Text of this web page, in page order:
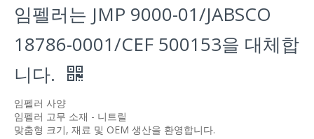
임펠러는 JMP 9000-01/JABSCO
18786-0001/CEF 500153을 대체합
니다.
임펠러 사양
임펠러 고무 소재 - 니트릴
맞춤형 크기, 재료 및 OEM 생산을 환영합니다.